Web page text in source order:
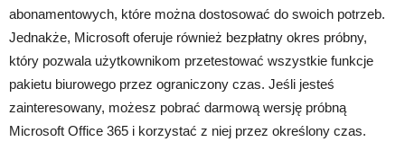
abonamentowych, które można dostosować do swoich potrzeb.
Jednakże, Microsoft oferuje również bezpłatny okres próbny,
który pozwala użytkownikom przetestować wszystkie funkcje
pakietu biurowego przez ograniczony czas. Jeśli jesteś
zainteresowany, możesz pobrać darmową wersję próbną
Microsoft Office 365 i korzystać z niej przez określony czas.